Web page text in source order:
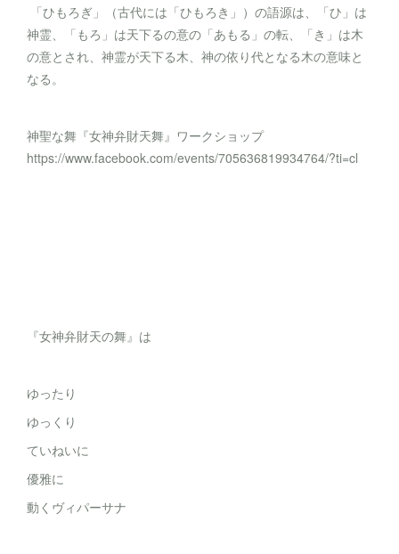
「ひもろぎ」（古代には「ひもろき」）の語源は、「ひ」は
神霊、「もろ」は天下るの意の「あもる」の転、「き」は木
の意とされ、神霊が天下る木、神の依り代となる木の意味と
なる。
神聖な舞『女神弁財天舞』ワークショップ
https://www.facebook.com/events/705636819934764/?ti=cl
『女神弁財天の舞』は
ゆったり
ゆっくり
ていねいに
優雅に
動くヴィパーサナ